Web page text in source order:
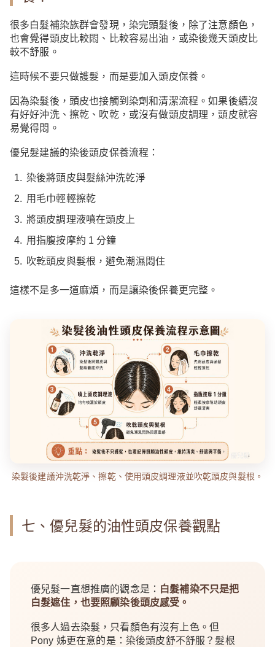
很多白髮補染族群會發現，染完頭髮後，除了注意顏色，
也會覺得頭皮比較悶、比較容易出油，或染後幾天頭皮比
較不舒服。
這時候不要只做護髮，而是要加入頭皮保養。
因為染髮後，頭皮也接觸到染劑和清潔流程。如果後續沒
有好好沖洗、擦乾、吹乾，或沒有做頭皮調理，頭皮就容
易覺得悶。
優兒髮建議的染後頭皮保養流程：
染後將頭皮與髮絲沖洗乾淨
用毛巾輕輕擦乾
將頭皮調理液噴在頭皮上
用指腹按摩約 1 分鐘
吹乾頭皮與髮根，避免潮濕悶住
這樣不是多一道麻煩，而是讓染後保養更完整。
染髮後建議沖洗乾淨、擦乾、使用頭皮調理液並吹乾頭皮與髮根。
七、優兒髮的油性頭皮保養觀點
優兒髮一直想推廣的觀念是： 白髮補染不只是把
白髮遮住，也要照顧染後頭皮感受。
很多人過去染髮，只看顏色有沒有上色。但
Pony 姊更在意的是：染後頭皮舒不舒服？髮根